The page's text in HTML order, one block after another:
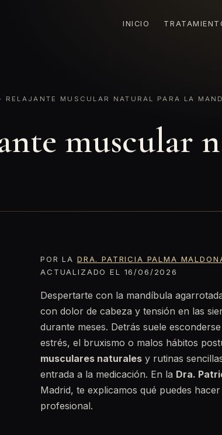
INICIO
RELAJANTE MUSCULAR NATURAL PARA LA
muscular
POR LA DRA. PATRICIA PALMA
ACTUALIZADO EL 16/06/2026
Despertarte con la mandíbula
con dolor de cabeza y tensión en las
durante meses. Detrás suele
estrés, el bruxismo o malos hábitos
musculares naturales y rutinas
entrada a la medicación. En la Dra.
Madrid, te explicamos qué puedes
profesional.